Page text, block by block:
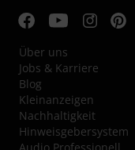
Über uns
Jobs & Karriere
Blog
Kleinanzeigen
Nachhaltigkeit
Hinweisgebersystem